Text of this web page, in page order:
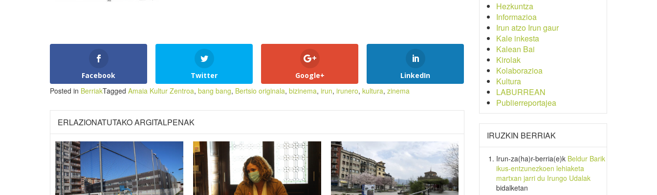
Facebook Twitter Google+ LinkedIn
Posted in BerriakTagged Amaia Kultur Zentroa, bang bang, Bertsio originala, bizinema, irun, irunero, kultura, zinema
ERLAZIONATUTAKO ARGITALPENAK
Hezkuntza
Informazioa
Irun atzo Irun gaur
Kale inkesta
Kalean Bai
Kirolak
Kolaborazioa
Kultura
LABURREAN
Publierreportajea
IRUZKIN BERRIAK
Irun-za(ha)r-berria(e)k Beldur Barik
ikus-entzunezkoen lehiaketa
martxan jarri du Irungo Udalak
bidalketan